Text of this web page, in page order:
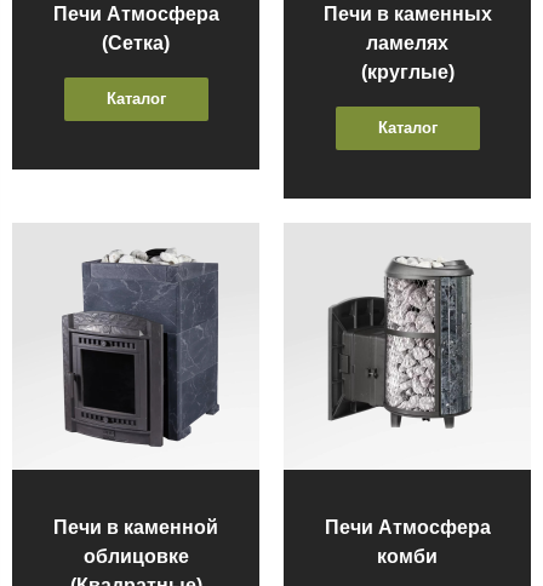
Печи Атмосфера
(Сетка)
Каталог
Печи в каменных
ламелях
(круглые)
Каталог
Печи в каменной
облицовке
Печи Атмосфера
комби